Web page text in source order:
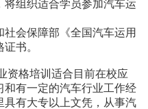
组织适合学员参加汽车运
会保障部《全国汽车运用
书。
格培训适合目前在校应
和有一定的汽车行业工作经
具有大专以上文凭，从事汽